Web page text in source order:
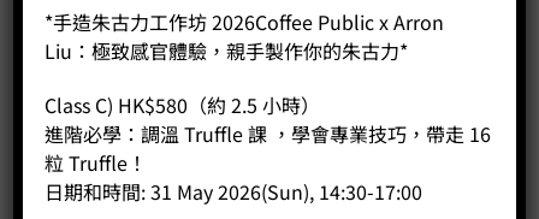
自動咖啡機會是一個不錯的選項。但也要留意，選購全自動咖
啡機也有留意很多實節，最簡單的是你要估算你高峰時間時的
倉能下多少豆，儲水量有多少，粉渣容量又有多少，這時都會
影響到你使用時的流暢性。全自動咖啡機的型號其實都會有一
個建議的每天沖煮量，如果你沒有留意，可能會影響咖啡機的
使用壽命。還有你要考量，咖啡飲品的份量是否能滿足你的需
要。很多人以為全自動咖啡機使用簡單，沒有太多東西要兼
*手造朱古力工作坊 2026Coffee Public x Arron
Liu：極致感官體驗，親手製作你的朱古力*
Class C) HK$580（約 2.5 小時）
進階必學：調溫 Truffle 課 ，學會專業技巧，帶走 16
粒 Truffle！
日期和時間: 31 May 2026(Sun), 14:30-17:00